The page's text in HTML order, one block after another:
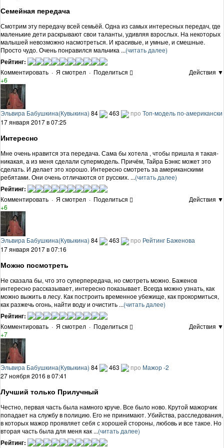
Семейная передача
Смотрим эту передачу всей семьёй. Одна из самых интересных передач, где
маленькие дети раскрывают свои таланты, удивляя взрослых. На некоторых
малышей невозможно насмотреться. И красивые, и умные, и смешные.
Просто чудо. Очень понравился мальчика ...(читать далее)
Рейтинг:
Комментировать · Я смотрел · Поделиться
Действия ▼
+6
Эльвира Бабушкина(Кувыкина) 84 463 про Топ-модель по-американски
17 января 2017 в 07:25
Интересно
Мне очень нравится эта передача. Сама бы хотела , чтобы пришла я такая-
никакая, а из меня сделали супермодель. Причём, Тайра Бэнкс может это
сделать. И делает это хорошо. Интересно смотреть за американскими
ребятами. Они очень отличаются от русских. ...(читать далее)
Рейтинг:
Комментировать · Я смотрел · Поделиться
Действия ▼
+6
Эльвира Бабушкина(Кувыкина) 84 463 про Рейтинг Баженова
17 января 2017 в 07:16
Можно посмотреть
Не сказала бы, что это суперпередача, но смотреть можно. Баженов
интересно рассказывает, интересно показывает. Всегда можно узнать, как
можно выжить в лесу. Как построить временное убежище, как прокормиться,
как разжечь огонь, найти воду и очистить ...(читать далее)
Рейтинг:
Комментировать · Я смотрел · Поделиться
Действия ▼
+7
Эльвира Бабушкина(Кувыкина) 84 463 про Мажор -2
27 ноября 2016 в 07:41
Лучший только Прилучный
Честно, первая часть была намного круче. Все было ново. Крутой мажорчик
попадает на службу в полицию. Его не принимают. Убийства, расследования,
в которых мажор проявляет себя с хорошей стороны, любовь и все такое. Но
вторая часть была для меня как ...(читать далее)
Рейтинг: